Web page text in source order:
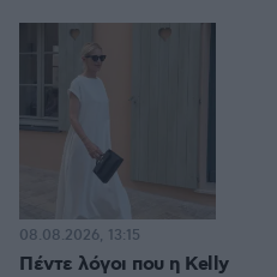
Πέντε λόγοι που η Kelly
08.08.2026, 13:15